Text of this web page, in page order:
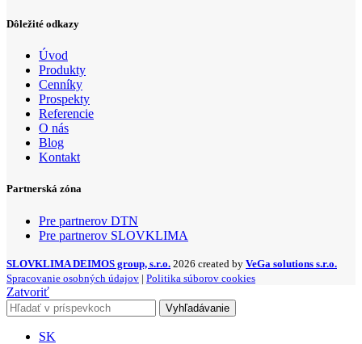
Dôležité odkazy
Úvod
Produkty
Cenníky
Prospekty
Referencie
O nás
Blog
Kontakt
Partnerská zóna
Pre partnerov DTN
Pre partnerov SLOVKLIMA
SLOVKLIMA DEIMOS group, s.r.o. 2026 created by VeGa solutions s.r.o.
Spracovanie osobných údajov | Politika súborov cookies
Zatvoriť
Vyhľadávanie
SK